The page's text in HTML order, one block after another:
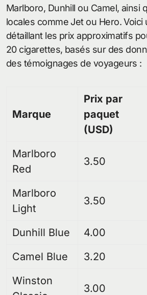
Marlboro, Dunhill ou Camel, ainsi
locales comme Jet ou Hero. Voici
détaillant les prix approximatifs
20 cigarettes, basés sur des
des témoignages de voyageurs :
Marque
Prix par
paquet
(USD)
Marlboro
Red
3.50
Marlboro
Light
3.50
Dunhill Blue 4.00
Camel Blue
3.20
Winston
3.00